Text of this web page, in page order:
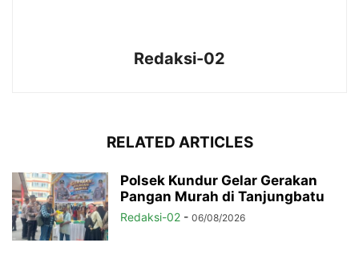
Redaksi-02
RELATED ARTICLES
Polsek Kundur Gelar Gerakan
Pangan Murah di Tanjungbatu
Redaksi-02 - 06/08/2026